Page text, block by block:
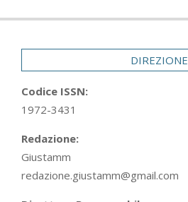
DIREZIONE
Codice ISSN:
1972-3431
Redazione:
Giustamm
redazione.giustamm@gmail.com